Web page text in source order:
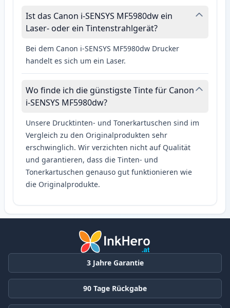
Ist das Canon i-SENSYS MF5980dw ein
Laser- oder ein Tintenstrahlgerät?
Bei dem Canon i-SENSYS MF5980dw Drucker
handelt es sich um ein Laser.
Wo finde ich die günstigste Tinte für Canon
i-SENSYS MF5980dw?
Unsere Drucktinten- und Tonerkartuschen sind im
Vergleich zu den Originalprodukten sehr
erschwinglich. Wir verzichten nicht auf Qualität
und garantieren, dass die Tinten- und
Tonerkartuschen genauso gut funktionieren wie
die Originalprodukte.
3 Jahre Garantie
90 Tage Rückgabe